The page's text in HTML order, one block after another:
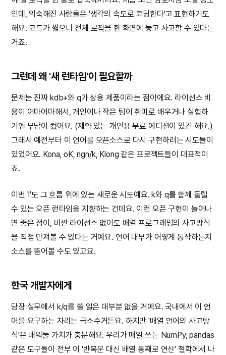
인데, 익숙해진 사람들은 '생각의 속도로 코딩한다'고 표현하기도
해요. 코드가 짧으니 전체 로직을 한 화면에 놓고 사고할 수 있다는
거죠.
그런데 왜 '새 런타임'이 필요할까
문제는 진짜 kdb+와 q가 상용 제품이라는 점이에요. 라이선스 비
용이 어마어마해서, 개인이나 작은 팀이 취미로 배우거나 실험하
기엔 부담이 컸어요. (제약 있는 개인용 무료 에디션이 있긴 해요.)
그래서 예전부터 이 언어를 오픈소스로 다시 구현하려는 시도들이
있었어요. Kona, oK, ngn/k, Klong 같은 프로젝트들이 대표적이
죠.
이번 'l'도 그 흐름 위에 있는 새로운 시도예요. k와 q를 함께 돌릴
수 있는 오픈 런타임을 지향하는 건데요. 이런 오픈 구현이 늘어나
면 좋은 점이, 비싼 라이선스 없이도 배열 프로그래밍의 사고방식
을 직접 만져볼 수 있다는 거예요. 언어 내부가 어떻게 동작하는지
소스를 뜯어볼 수도 있고요.
한국 개발자에게
당장 실무에서 k/q를 쓸 일은 대부분 없을 거예요. 국내에서 이 언
어를 요구하는 자리는 극소수거든요. 하지만 '배열 언어의 사고방
식'은 배워둘 가치가 충분해요. 우리가 매일 쓰는 NumPy, pandas
같은 도구들이 전부 이 '반복문 대신 배열 통째로 연산' 철학에서 나